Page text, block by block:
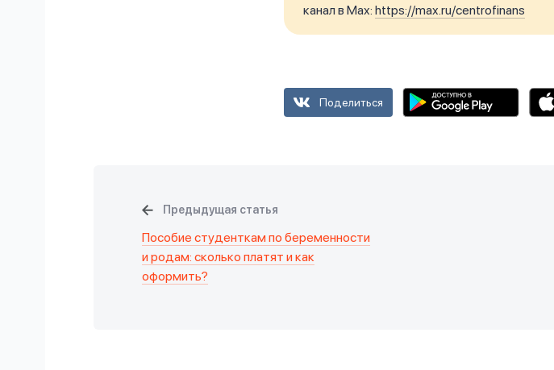
канал в Max: https://max.ru/centrofinans
Поделиться
Предыдущая статья
Пособие студенткам по беременности
и родам: сколько платят и как
оформить?